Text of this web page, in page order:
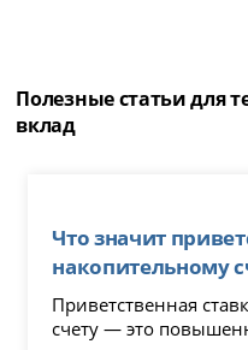
Полезные статьи для
вклад
Что значит
накопительному
Приветственная
счету — это